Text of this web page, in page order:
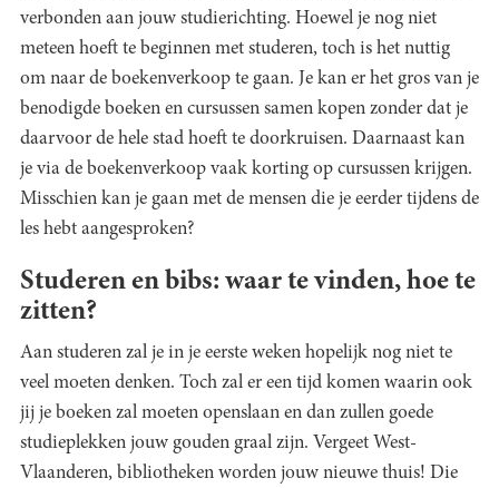
verbonden aan jouw studierichting. Hoewel je nog niet
meteen hoeft te beginnen met studeren, toch is het nuttig
om naar de boekenverkoop te gaan. Je kan er het gros van je
benodigde boeken en cursussen samen kopen zonder dat je
daarvoor de hele stad hoeft te doorkruisen. Daarnaast kan
je via de boekenverkoop vaak korting op cursussen krijgen.
Misschien kan je gaan met de mensen die je eerder tijdens de
les hebt aangesproken?
Studeren en bibs: waar te vinden, hoe te
zitten?
Aan studeren zal je in je eerste weken hopelijk nog niet te
veel moeten denken. Toch zal er een tijd komen waarin ook
jij je boeken zal moeten openslaan en dan zullen goede
studieplekken jouw gouden graal zijn. Vergeet West-
Vlaanderen, bibliotheken worden jouw nieuwe thuis! Die